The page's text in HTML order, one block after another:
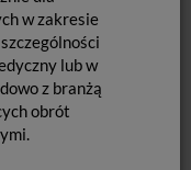
w zakresie
lub w
z branżą
obrót